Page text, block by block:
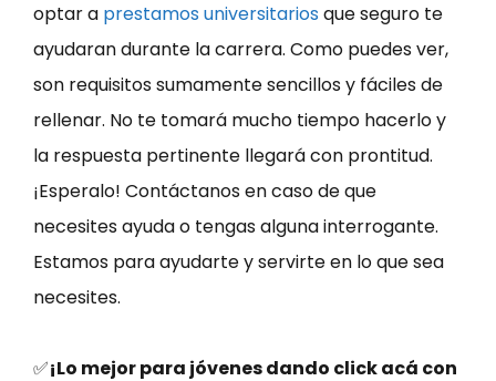
optar a prestamos universitarios que seguro te
ayudaran durante la carrera. Como puedes ver,
son requisitos sumamente sencillos y fáciles de
rellenar. No te tomará mucho tiempo hacerlo y
la respuesta pertinente llegará con prontitud.
¡Esperalo! Contáctanos en caso de que
necesites ayuda o tengas alguna interrogante.
Estamos para ayudarte y servirte en lo que sea
necesites.
✅¡Lo mejor para jóvenes dando click acá con